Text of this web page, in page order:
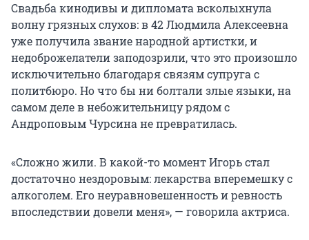
Свадьба кинодивы и дипломата всколыхнула
волну грязных слухов: в 42 Людмила Алексеевна
уже получила звание народной артистки, и
недоброжелатели заподозрили, что это произошло
исключительно благодаря связям супруга с
политбюро. Но что бы ни болтали злые языки, на
самом деле в небожительницу рядом с
Андроповым Чурсина не превратилась.
«Сложно жили. В какой-то момент Игорь стал
достаточно нездоровым: лекарства вперемешку с
алкоголем. Его неуравновешенность и ревность
впоследствии довели меня», — говорила актриса.